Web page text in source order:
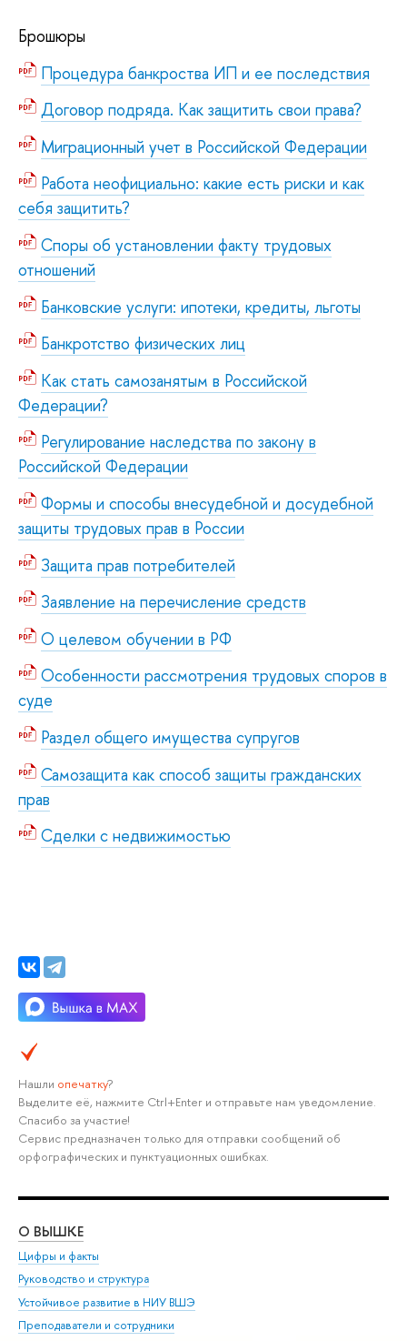
Брошюры
Процедура банкроства ИП и ее последствия
Договор подряда. Как защитить свои права?
Миграционный учет в Российской Федерации
Работа неофициально: какие есть риски и как
себя защитить?
Споры об установлении факту трудовых
отношений
Банковские услуги: ипотеки, кредиты, льготы
Банкротство физических лиц
Как стать самозанятым в Российской
Федерации?
Регулирование наследства по закону в
Российской Федерации
Формы и способы внесудебной и досудебной
защиты трудовых прав в России
Защита прав потребителей
Заявление на перечисление средств
О целевом обучении в РФ
Особенности рассмотрения трудовых споров в
суде
Раздел общего имущества супругов
Самозащита как способ защиты гражданских
прав
Сделки с недвижимостью
Нашли опечатку?
Выделите её, нажмите Ctrl+Enter и отправьте нам уведомление.
Спасибо за участие!
Сервис предназначен только для отправки сообщений об
орфографических и пунктуационных ошибках.
О ВЫШКЕ
Цифры и факты
Руководство и структура
Устойчивое развитие в НИУ ВШЭ
Преподаватели и сотрудники